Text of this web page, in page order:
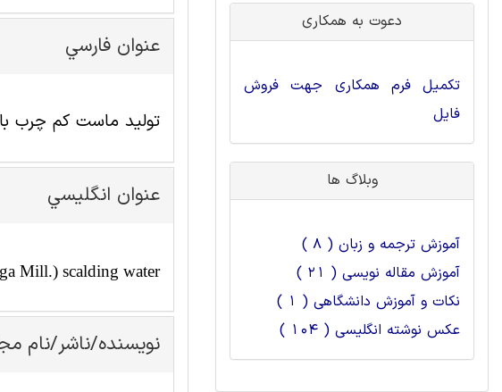
عنوان فارسي
تولید ماست کم چرب
عنوان انگليسي
Mill.) scalding water
نویسنده/ناشر/نام
دعوت به همکاری
تکمیل فرم همکاری جهت فروش
فایل
وبلاگ ها
آموزش ترجمه و زبان ( 8 )
آموزش مقاله نویسی ( 21 )
نکات و آموزش دانشگاهی ( 1 )
عکس نوشته انگلیسی ( 104 )